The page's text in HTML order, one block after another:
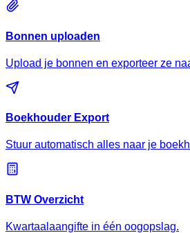
Bonnen uploaden
Upload je bonnen en exporteer ze
Boekhouder Export
Stuur automatisch alles naar je
BTW Overzicht
Kwartaalaangifte in één oogopslag.